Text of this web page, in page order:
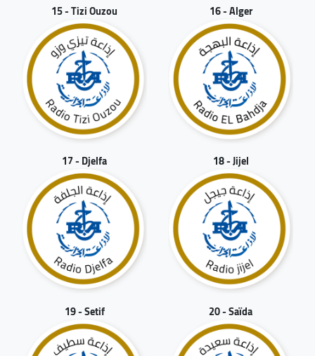
15 - Tizi Ouzou 16 - Alger
17 - Djelfa 18 - Jijel
19 - Setif 20 - Saïda